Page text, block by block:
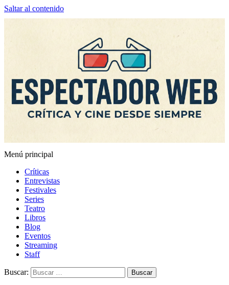
Saltar al contenido
Espectador Web
Menú principal
Críticas
Entrevistas
Festivales
Series
Teatro
Libros
Blog
Eventos
Streaming
Staff
Buscar: